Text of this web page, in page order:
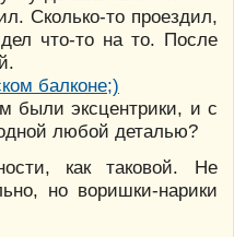
Сколько-то проездил,
что-то на то. После
были эксцентрики, и с
любой деталью?
как таковой. Не
но воришки-нарики